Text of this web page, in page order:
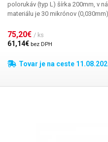
polorukáv (typ L) šírka 200mm, v
materiálu je 30 mikrónov
zmrštiteľnosť už pri nízkych
transparentné, bez zápachu,
zmršťovaní dokonale kopírujú
balenie i tvarovo náročných
rovnomerné pôsobenie teplotou
rozprestretá. Po zahriatí fólia
75,20€ / ks
61,14€ bez DPH
Tovar je na ceste